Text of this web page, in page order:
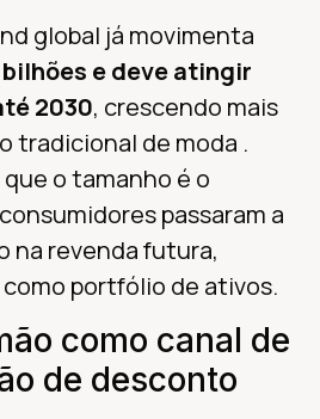
global já movimenta
bilhões e deve atingir
2030, crescendo mais
tradicional de moda .
o tamanho é o
passaram a
na revenda futura,
portfólio de ativos.
como canal de
de desconto